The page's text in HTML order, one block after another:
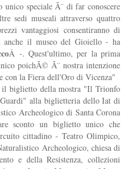
speciale Ã¨ di far conoscere
sedi museali attraverso quattro
vantaggiosi consentiranno di
anche il museo del Gioiello - ha
Â -. Quest'ultimo, per la prima
poichÃ© Ã¨ nostra intenzione
con la Fiera dell'Oro di Vicenza"
biglietto della mostra "Il Trionfo
alla biglietteria dello Iat di
Archeologico di Santa Corona
sconto un biglietto unico che
cittadino - Teatro Olimpico,
Archeologico, chiesa di
e della Resistenza, collezioni